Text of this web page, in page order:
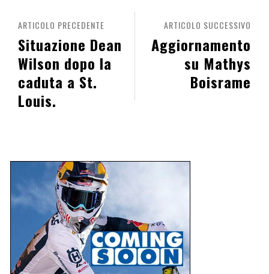
ARTICOLO SUCCESSIVO
Aggiornamento
su Mathys
Boisrame
ARTICOLO PRECEDENTE
Situazione Dean
Wilson dopo la
caduta a St.
Louis.